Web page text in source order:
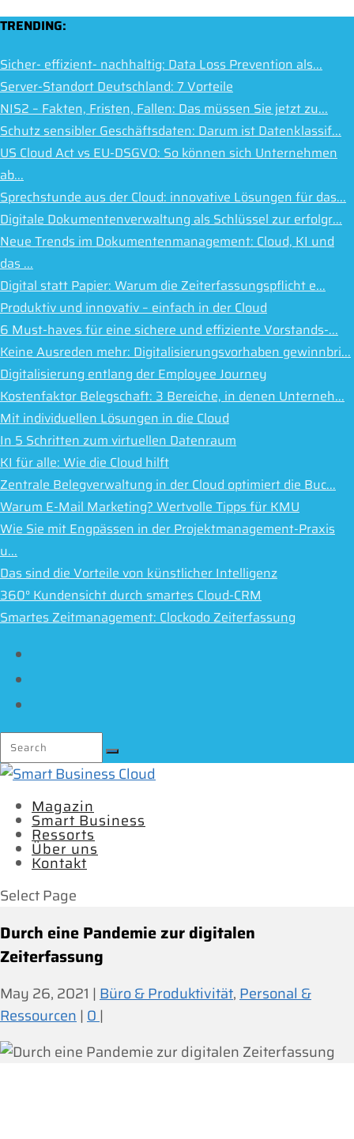
TRENDING:
Sicher- effizient- nachhaltig: Data Loss Prevention als...
Server-Standort Deutschland: 7 Vorteile
NIS2 – Fakten, Fristen, Fallen: Das müssen Sie jetzt zu...
Schutz sensibler Geschäftsdaten: Darum ist Datenklassif...
US Cloud Act vs EU-DSGVO: So können sich Unternehmen
ab...
Sprechstunde aus der Cloud: innovative Lösungen für das...
Digitale Dokumentenverwaltung als Schlüssel zur erfolgr...
Neue Trends im Dokumentenmanagement: Cloud, KI und
das ...
Digital statt Papier: Warum die Zeiterfassungspflicht e...
Produktiv und innovativ – einfach in der Cloud
6 Must-haves für eine sichere und effiziente Vorstands-...
Keine Ausreden mehr: Digitalisierungsvorhaben gewinnbri...
Digitalisierung entlang der Employee Journey
Kostenfaktor Belegschaft: 3 Bereiche, in denen Unterneh...
Mit individuellen Lösungen in die Cloud
In 5 Schritten zum virtuellen Datenraum
KI für alle: Wie die Cloud hilft
Zentrale Belegverwaltung in der Cloud optimiert die Buc...
Warum E-Mail Marketing? Wertvolle Tipps für KMU
Wie Sie mit Engpässen in der Projektmanagement-Praxis
u...
Das sind die Vorteile von künstlicher Intelligenz
360° Kundensicht durch smartes Cloud-CRM
Smartes Zeitmanagement: Clockodo Zeiterfassung
Magazin
Smart Business
Ressorts
Über uns
Kontakt
Select Page
Durch eine Pandemie zur digitalen
Zeiterfassung
May 26, 2021 | Büro & Produktivität, Personal &
Ressourcen | 0 |